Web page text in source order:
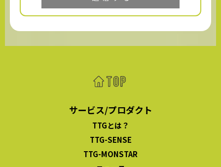
サービス/プロダクト
TTGとは？
TTG-SENSE
TTG-MONSTAR